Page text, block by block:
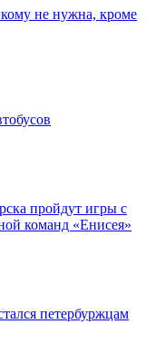
не нужна, кроме
пройдут игры с
команд «Енисея»
петербуржцам